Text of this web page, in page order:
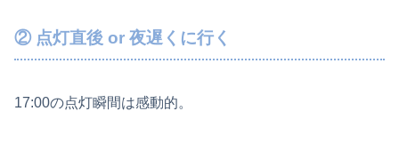
② 点灯直後 or 夜遅くに行く
17:00の点灯瞬間は感動的。